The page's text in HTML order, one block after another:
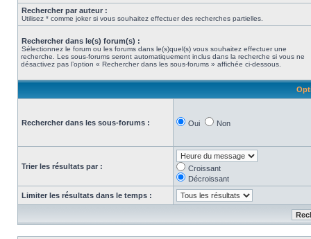
Rechercher par auteur :
Utilisez * comme joker si vous souhaitez effectuer des recherches partielles.
Rechercher dans le(s) forum(s) :
Sélectionnez le forum ou les forums dans le(s)quel(s) vous souhaitez effectuer une
recherche. Les sous-forums seront automatiquement inclus dans la recherche si vous ne
désactivez pas l’option « Rechercher dans les sous-forums » affichée ci-dessous.
Rechercher dans les sous-forums : Oui Non
Trier les résultats par :
Croissant
Décroissant
Limiter les résultats dans le temps :